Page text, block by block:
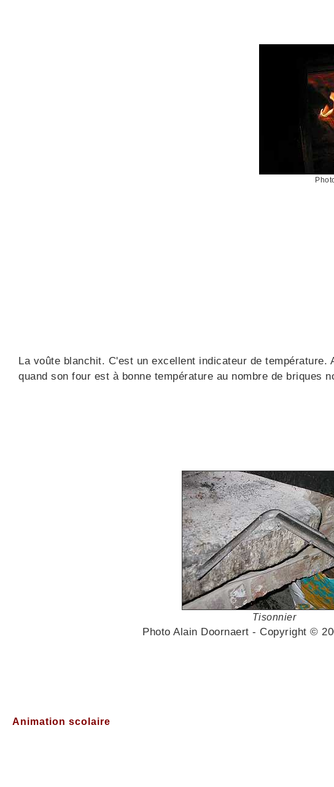
La voûte blanchit. C'est un excellent indicateur de température.
quand son four est à bonne température au nombre de briques
Tisonnier
Photo Alain Doornaert - Copyright ©
Animation scolaire